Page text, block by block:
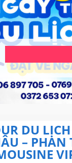
DU
– PHAN